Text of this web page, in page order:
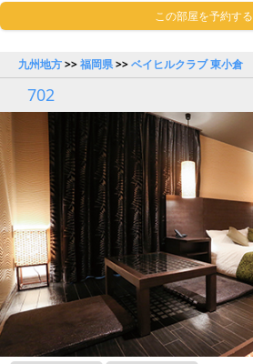
この部屋を予約する
九州地方>>福岡県>>ベイヒルクラブ 東小倉
702